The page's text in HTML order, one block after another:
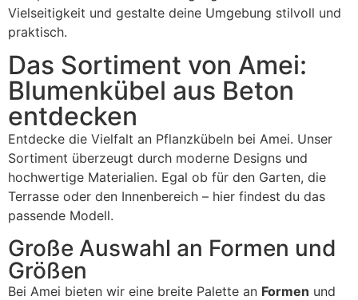
Vielseitigkeit und gestalte deine Umgebung stilvoll und
praktisch.
Das Sortiment von Amei:
Blumenkübel aus Beton
entdecken
Entdecke die Vielfalt an Pflanzkübeln bei Amei. Unser
Sortiment überzeugt durch moderne Designs und
hochwertige Materialien. Egal ob für den Garten, die
Terrasse oder den Innenbereich – hier findest du das
passende Modell.
Große Auswahl an Formen und
Größen
Bei Amei bieten wir eine breite Palette an Formen und